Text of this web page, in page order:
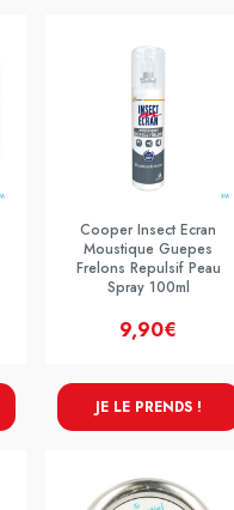
Cooper Insect Ecran
Moustique Guepes
Frelons Repulsif Peau
Spray 100ml
9,90€
JE LE PRENDS !